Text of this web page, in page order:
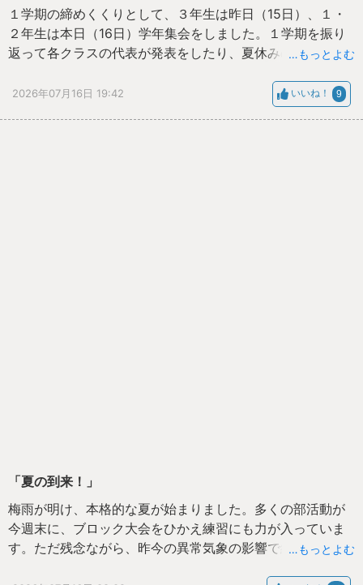
１学期の締めくくりとして、３年生は昨日（15日）、１・
２年生は本日（16日）学年集会をしました。１学期を振り
返って各クラスの代表が発表をしたり、夏休みの過ごし方
夏休みは39日間（３年生は38日間）あります。有意義なも
のになるよう各自で計画を立てて、２学期の始業式には今
…もっとよむ
2026年07月16日 19:42 いいね！ 9
「夏の到来！」
梅雨が明け、本格的な夏が始まりました。多くの部活動が
今週末に、ブロック大会をひかえ練習にも力が入っていま
す。ただ残念ながら、昨今の異常気象の影響で練習環境が
…もっとよむ